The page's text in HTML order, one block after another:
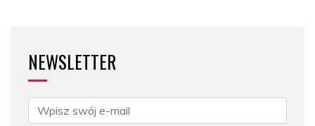
NEWSLETTER